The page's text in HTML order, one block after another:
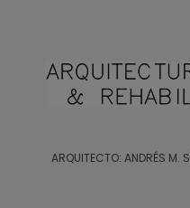
ARQUITECTO: ANDRÉS M.